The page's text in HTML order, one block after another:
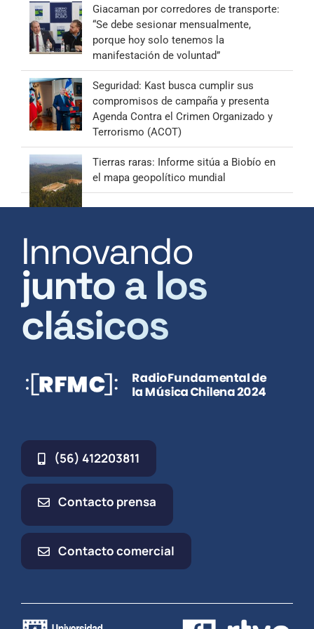
Giacaman por corredores de transporte:
“Se debe sesionar mensualmente,
porque hoy solo tenemos la
manifestación de voluntad”
Seguridad: Kast busca cumplir sus
compromisos de campaña y presenta
Agenda Contra el Crimen Organizado y
Terrorismo (ACOT)
Tierras raras: Informe sitúa a Biobío en
el mapa geopolítico mundial
Innovando
junto a los
clásicos
(56) 412203811
Contacto prensa
Contacto comercial